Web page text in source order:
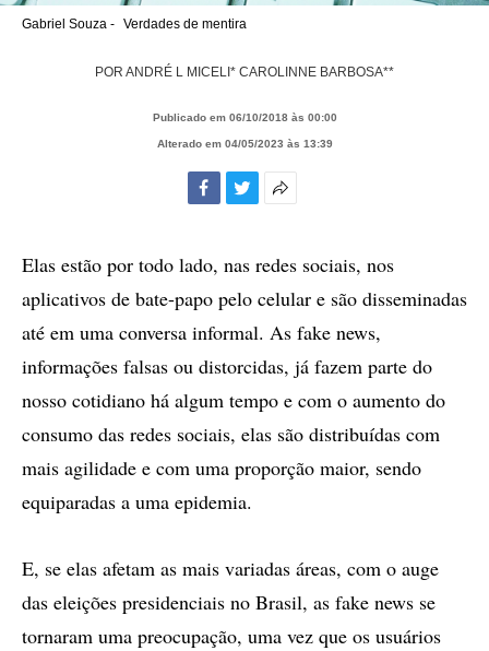
Gabriel Souza - Verdades de mentira
POR ANDRÉ L MICELI* CAROLINNE BARBOSA**
Publicado em 06/10/2018 às 00:00
Alterado em 04/05/2023 às 13:39
compartilhamento
Elas estão por todo lado, nas redes sociais, nos
aplicativos de bate-papo pelo celular e são disseminadas
até em uma conversa informal. As fake news,
informações falsas ou distorcidas, já fazem parte do
nosso cotidiano há algum tempo e com o aumento do
consumo das redes sociais, elas são distribuídas com
mais agilidade e com uma proporção maior, sendo
equiparadas a uma epidemia.
E, se elas afetam as mais variadas áreas, com o auge
das eleições presidenciais no Brasil, as fake news se
tornaram uma preocupação, uma vez que os usuários